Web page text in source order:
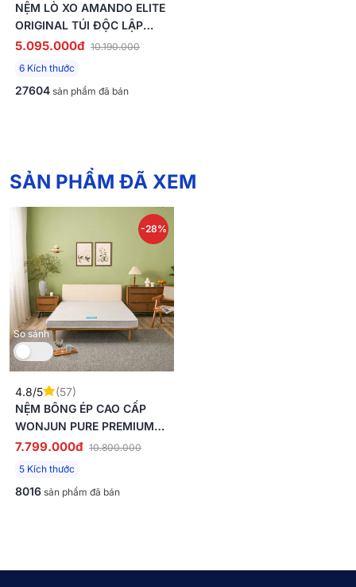
NỆM LÒ XO AMANDO ELITE
ORIGINAL TÚI ĐỘC LẬP
TIÊU CHUẨN KHÁCH SẠN 5
SAO DÀY 23CM
5.095.000đ 10.190.000
6 Kích thước
27604 sản phẩm đã bán
SẢN PHẨM ĐÃ XEM
So sánh
-28%
4.8/5
(57)
NỆM BÔNG ÉP CAO CẤP
WONJUN PURE PREMIUM
NÂNG ĐỠ VỮNG CHẮC DÀY
12CM GẤP 2
7.799.000đ 10.800.000
5 Kích thước
8016 sản phẩm đã bán